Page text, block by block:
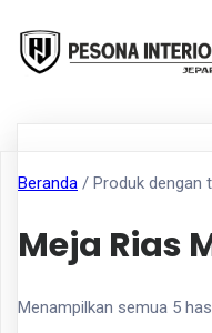
Beranda / Produk dengan
Meja Rias
Menampilkan semua 5